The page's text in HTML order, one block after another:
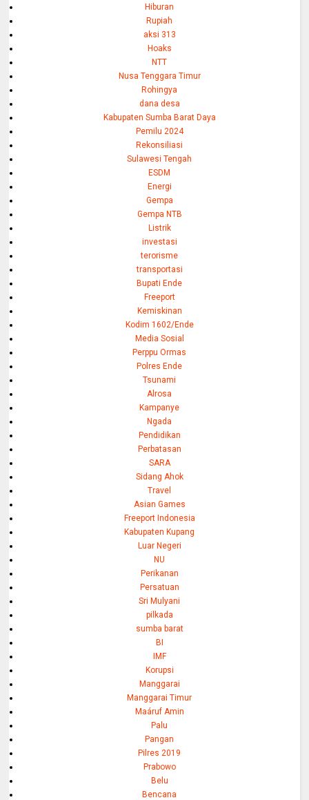
Hiburan
Rupiah
aksi 313
Hoaks
NTT
Nusa Tenggara Timur
Rohingya
dana desa
Kabupaten Sumba Barat Daya
Pemilu 2024
Rekonsiliasi
Sulawesi Tengah
ESDM
Energi
Gempa
Gempa NTB
Listrik
investasi
terorisme
transportasi
Bupati Ende
Freeport
Kemiskinan
Kodim 1602/Ende
Media Sosial
Perppu Ormas
Polres Ende
Tsunami
Alrosa
Kampanye
Ngada
Pendidikan
Perbatasan
SARA
Sidang Ahok
Travel
Asian Games
Freeport Indonesia
Kabupaten Kupang
Luar Negeri
NU
Perikanan
Persatuan
Sri Mulyani
pilkada
sumba barat
BI
IMF
Korupsi
Manggarai
Manggarai Timur
Maáruf Amin
Palu
Pangan
Pilres 2019
Prabowo
Belu
Bencana